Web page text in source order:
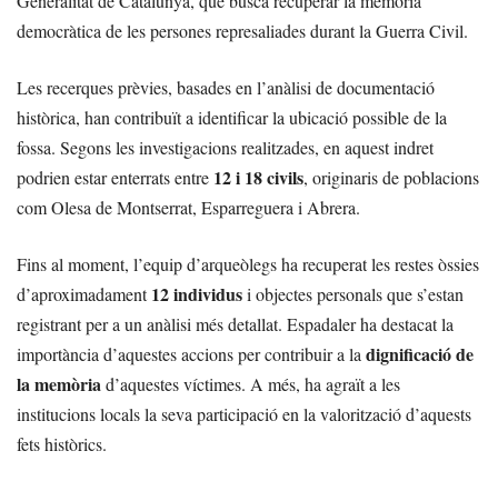
democràtica de les persones represaliades durant la Guerra Civil.
Les recerques prèvies, basades en l’anàlisi de documentació
històrica, han contribuït a identificar la ubicació possible de la
fossa. Segons les investigacions realitzades, en aquest indret
podrien estar enterrats entre 12 i 18 civils, originaris de poblacions
com Olesa de Montserrat, Esparreguera i Abrera.
Fins al moment, l’equip d’arqueòlegs ha recuperat les restes òssies
d’aproximadament12 individusi objectes personals que s’estan
registrant per a un anàlisi més detallat. Espadaler ha destacat la
importància d’aquestes accions per contribuir a la dignificació de
la memòriad’aquestes víctimes. A més, ha agraït a les
institucions locals la seva participació en la valorització d’aquests
fets històrics.